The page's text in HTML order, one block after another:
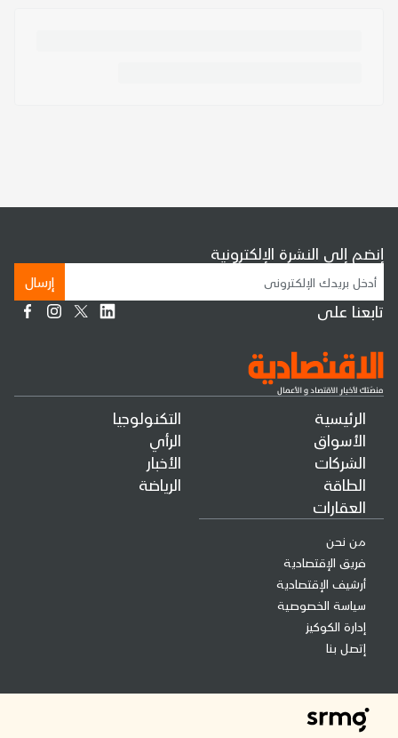
الرئيسية
الأسواق
الشركات
الطاقة
العقارات
التكنولوجيا
الرأي
الأخبار
الرياضة
من نحن
فريق الإقتصادية
أرشيف الإقتصادية
سياسة الخصوصية
إدارة الكوكيز
إتصل بنا
إنضم إلى النشرة الإلكترونية
إرسال
تابعنا على